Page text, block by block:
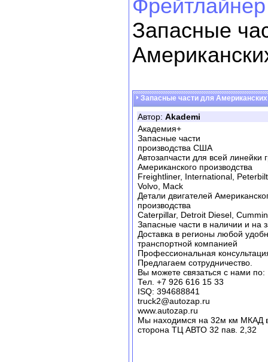
Запасные
Запасные части для Американских
Автор: Akademi
Академия+
Запасные части
производства США
Автозапчасти для всей линейки
Американского производства
Freightliner, International,
Volvo, Mack
Детали двигателей
производства
Caterpillar, Detroit Diesel,
Запасные части в наличии и на
Доставка в регионы любой
транспортной компанией
Профессиональная
Предлагаем сотрудничество.
Вы можете связаться с нами по:
Тел. +7 926 616 15 33
ISQ: 394688841
truck2@autozap.ru
www.autozap.ru
Мы находимся на 32м км МКАД
сторона ТЦ АВТО 32 пав. 2,32